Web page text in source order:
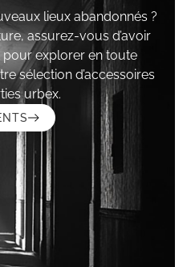
lieux abandonnés ?
assurez-vous d’avoir
explorer en toute
sélection d’accessoires
urbex.